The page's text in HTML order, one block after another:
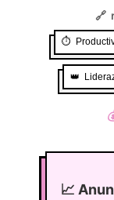
🔗
⏱️
👑
📈